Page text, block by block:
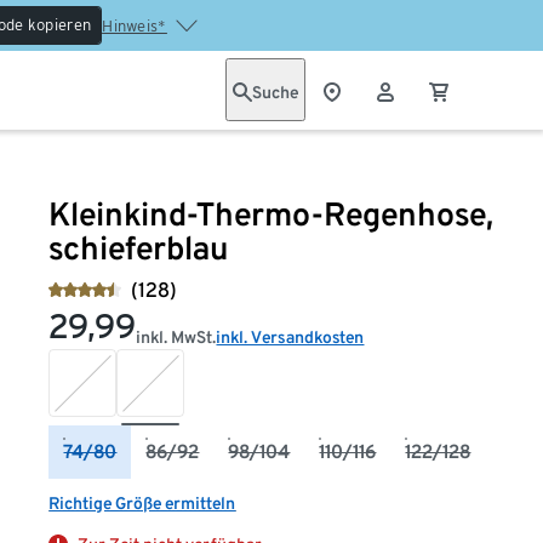
kopieren Hinweis*
Suche
Kleinkind-Thermo-Regenhose,
schieferblau
(128)
29,99inkl. MwSt.inkl. Versandkosten
74/80 86/92 98/104 110/116 122/128
Richtige Größe ermitteln